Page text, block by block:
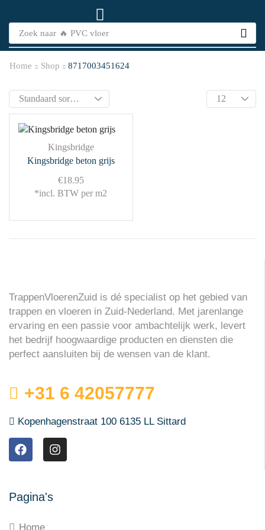
Zoek naar 🔥 PVC vloer
Home Shop 8717003451624
Kingsbridge
Kingsbridge beton grijs
€18.95
*incl. BTW per m2
TrappenVloerenZuid is dé specialist op het gebied van
trappen en vloeren in Zuid-Nederland. Met jarenlange
ervaring en een passie voor ambachtelijk werk, levert
het bedrijf hoogwaardige producten en diensten die
perfect aansluiten bij de wensen van de klant.
+31 6 42057777
Kopenhagenstraat 100 6135 LL Sittard
Pagina's
Home